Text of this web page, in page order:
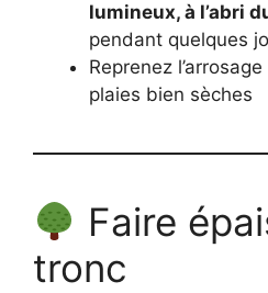
lumineux, à l’abri
pendant quelques
Reprenez
plaies bien sèches
Faire
tronc